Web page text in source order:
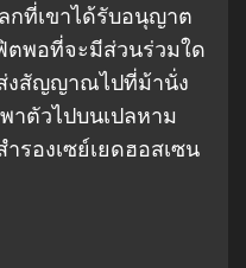
กที่เขาได้รับอนุญาต
ตพอที่จะมีส่วนร่วมใด
งสัญญาณไปที่ม้านั่ง
ตัวไปบนเปลหาม
รองเซย์เยดฮอสเซน